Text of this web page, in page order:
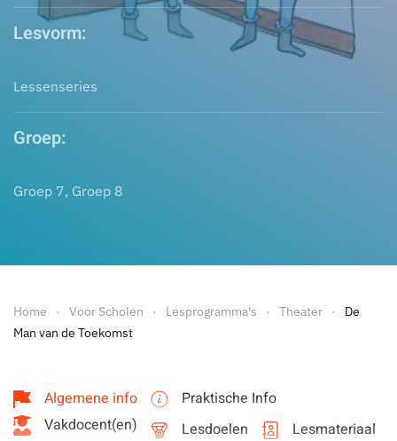
Lesvorm:
Lessenseries
Groep:
Groep 7, Groep 8
Home Voor Scholen Lesprogramma's Theater
De
Man van de Toekomst
Algemene info
Praktische Info
Vakdocent(en)
Lesdoelen Lesmateriaal